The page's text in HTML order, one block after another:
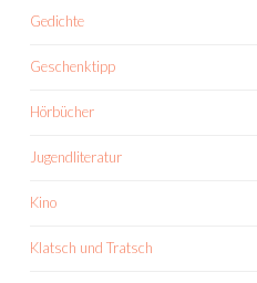
Gedichte
Geschenktipp
Hörbücher
Jugendliteratur
Kino
Klatsch und Tratsch